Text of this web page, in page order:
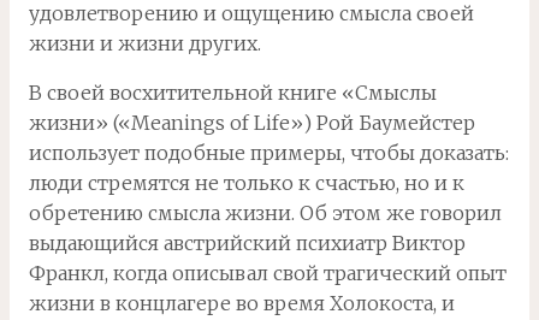
удовлетворению и ощущению смысла своей
жизни и жизни других.
В своей восхитительной книге «Смыслы
жизни» («Meanings of Life») Рой Баумейстер
использует подобные примеры, чтобы доказать:
люди стремятся не только к счастью, но и к
обретению смысла жизни. Об этом же говорил
выдающийся австрийский психиатр Виктор
Франкл, когда описывал свой трагический опыт
жизни в концлагере во время Холокоста, и